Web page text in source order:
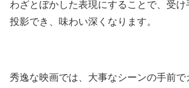
わざとぼかした表現にすることで、受
投影でき、味わい深くなります。
秀逸な映画では、大事なシーンの手前